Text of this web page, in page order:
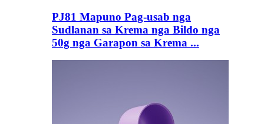
PJ81 Mapuno Pag-usab nga
Sudlanan sa Krema nga Bildo nga
50g nga Garapon sa Krema ...